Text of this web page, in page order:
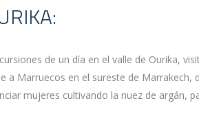
de un día en el valle de Ourika,
Marruecos en el sureste de Marrakech,
mujeres cultivando la nuez de argán,